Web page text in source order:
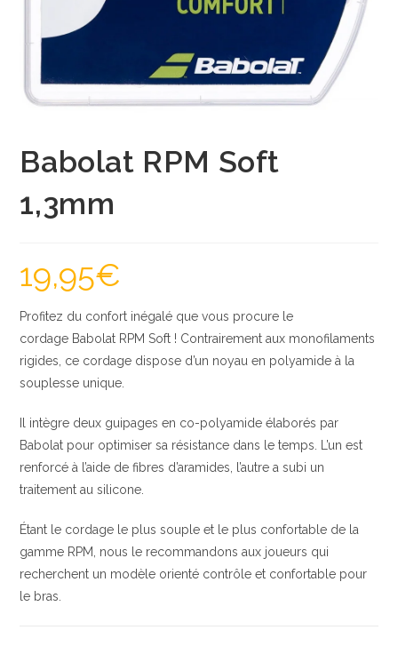
Babolat RPM Soft
1,3mm
19,95€
Profitez du confort inégalé que vous procure le
cordage Babolat RPM Soft ! Contrairement aux monofilaments
rigides, ce cordage dispose d’un noyau en polyamide à la
souplesse unique.
Il intègre deux guipages en co-polyamide élaborés par
Babolat pour optimiser sa résistance dans le temps. L’un est
renforcé à l’aide de fibres d’aramides, l’autre a subi un
traitement au silicone.
Étant le cordage le plus souple et le plus confortable de la
gamme RPM, nous le recommandons aux joueurs qui
recherchent un modèle orienté contrôle et confortable pour
le bras.